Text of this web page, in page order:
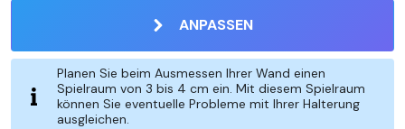
ANPASSEN
Planen Sie beim Ausmessen Ihrer Wand einen
Spielraum von 3 bis 4 cm ein. Mit diesem Spielraum
können Sie eventuelle Probleme mit Ihrer Halterung
ausgleichen.